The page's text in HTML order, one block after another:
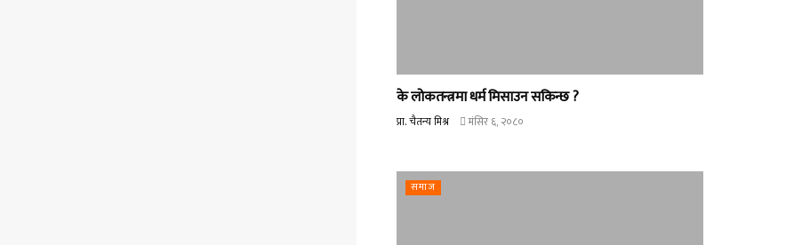
के लोकतन्त्रमा धर्म मिसाउन सकिन्छ ?
प्रा. चैतन्य मिश्र मंसिर ६, २०८०
समाज